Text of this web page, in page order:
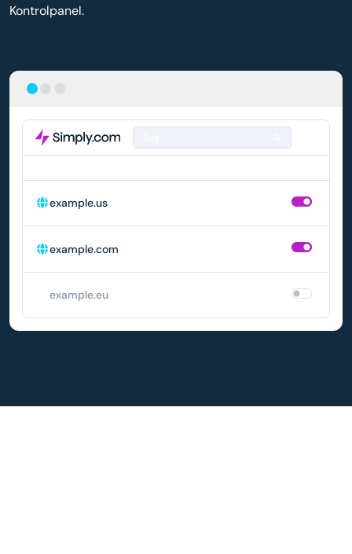
example.us
example.com
example.eu
Kontrolpanel.